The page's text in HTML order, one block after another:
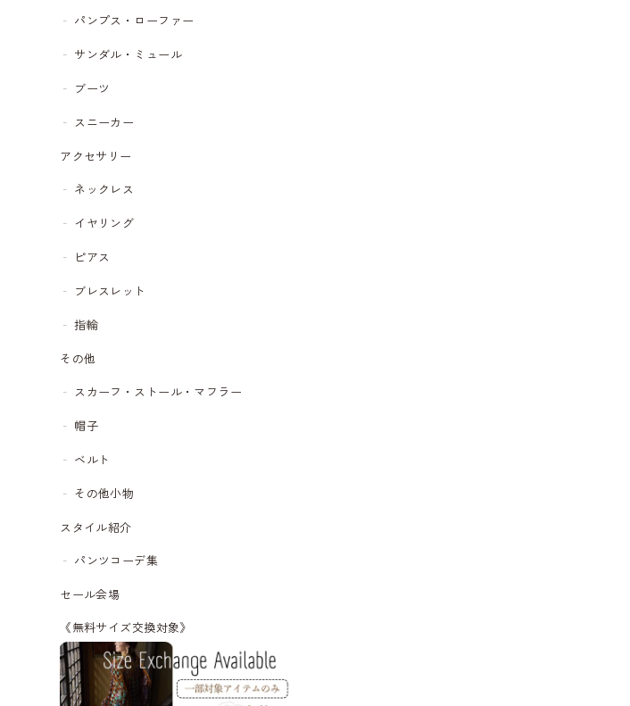
パンプス・ローファー
サンダル・ミュール
ブーツ
スニーカー
アクセサリー
ネックレス
イヤリング
ピアス
ブレスレット
指輪
その他
スカーフ・ストール・マフラー
帽子
ベルト
その他小物
スタイル紹介
パンツコーデ集
セール会場
《無料サイズ交換対象》